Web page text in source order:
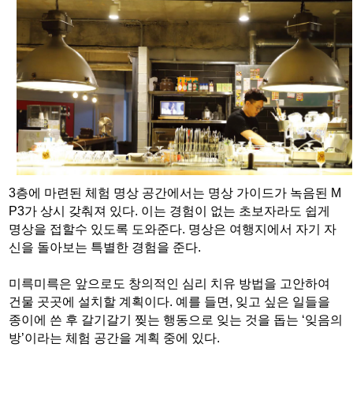
3층에 마련된 체험 명상 공간에서는 명상 가이드가 녹음된 M
P3가 상시 갖춰져 있다. 이는 경험이 없는 초보자라도 쉽게
명상을 접할수 있도록 도와준다. 명상은 여행지에서 자기 자
신을 돌아보는 특별한 경험을 준다.
미륵미륵은 앞으로도 창의적인 심리 치유 방법을 고안하여
건물 곳곳에 설치할 계획이다. 예를 들면, 잊고 싶은 일들을
종이에 쓴 후 갈기갈기 찢는 행동으로 잊는 것을 돕는 ‘잊음의
방’이라는 체험 공간을 계획 중에 있다.